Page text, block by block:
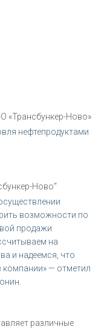
«Трансбункер-Ново»
нефтепродуктами
Ново“
возможности по
продажи
на
и надеемся, что
компании» — отметил
различные